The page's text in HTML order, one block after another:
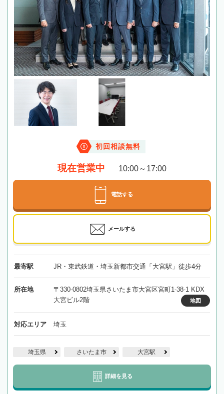
初回相談無料
現在営業中 10:00～17:00
電話する
メールする
最寄駅 JR・東武鉄道・埼玉新都市交通「大宮駅」徒歩4分
所在地
〒330-0802埼玉県さいたま市大宮区宮町1-38-1 KDX
大宮ビル2階
地図
対応エリア 埼玉
埼玉県 さいたま市 大宮駅
詳細を見る